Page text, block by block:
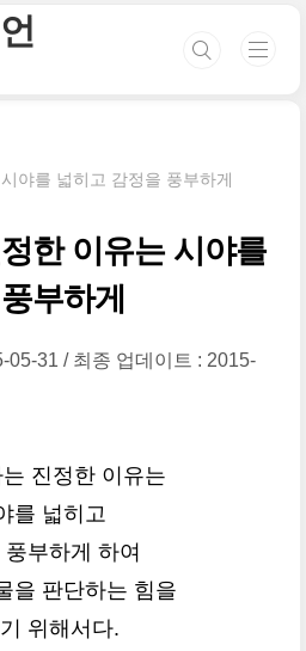
야를 넓히고 감정을 풍부하게
한 이유는 시야를
부하게
05-31
최종 업데이트 : 2015-
진정한 이유는
를 넓히고
부하게 하여
을 판단하는 힘을
위해서다.